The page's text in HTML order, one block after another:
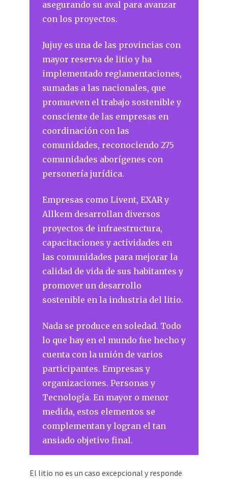
asegurando su aval para avanzar
con los proyectos.
Jujuy es una de las provincias con
mayor reserva de litio y ha
implementado reglamentaciones,
sumadas a las nacionales, que
promueven el trabajo sostenible y
consciente de las empresas en
coordinación con las
comunidades, reconociendo 275
comunidades aborígenes con
personería jurídica.
Empresas como Livent, EXAR y
Allkem desarrollan diversos
proyectos de infraestructura,
capacitaciones y actividades en
las comunidades para mejorar la
calidad de vida de sus habitantes y
promover un desarrollo
sostenible en la industria del litio.
Nada se produce en soledad. Todo
lo que hay en el mundo fue hecho y
cuenta con la unión de varios
participantes. Empresas y
organizaciones. Personas y
Tecnología. En mayor o menor
medida, estos elementos se
complementan y logran el tan
ansiado objetivo final.
El litio no es un caso excepcional y responde